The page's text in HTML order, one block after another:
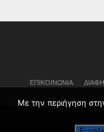
ΕΠΙΚΟΙΝΩΝΊΑ
Με την περιήγηση